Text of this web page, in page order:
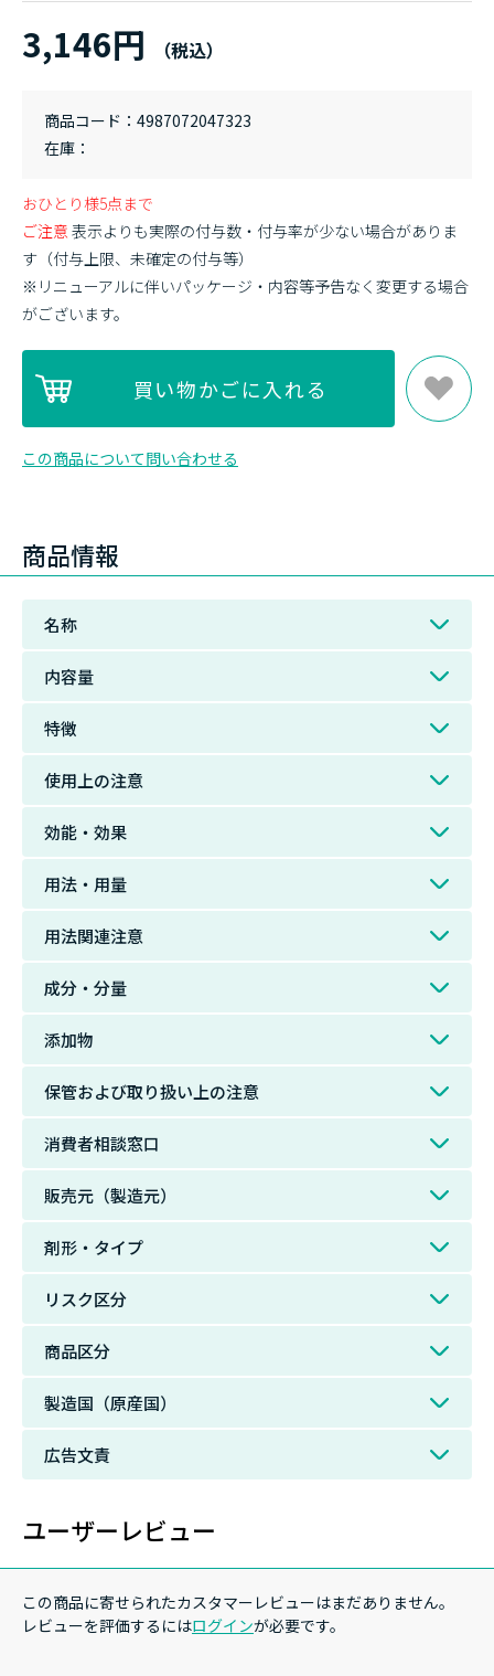
3,146円
商品コード
4987072047323
在庫
おひとり様5点まで
ご注意 表示よりも実際の付与数・付与率が少ない場合がありま
す（付与上限、未確定の付与等）
※リニューアルに伴いパッケージ・内容等予告なく変更する場合
がございます。
この商品について問い合わせる
商品情報
名称
内容量
特徴
使用上の注意
効能・効果
用法・用量
用法関連注意
成分・分量
添加物
保管および取り扱い上の注意
消費者相談窓口
販売元（製造元）
剤形・タイプ
リスク区分
商品区分
製造国（原産国）
広告文責
ユーザーレビュー
この商品に寄せられたカスタマーレビューはまだありません。
レビューを評価するにはログインが必要です。